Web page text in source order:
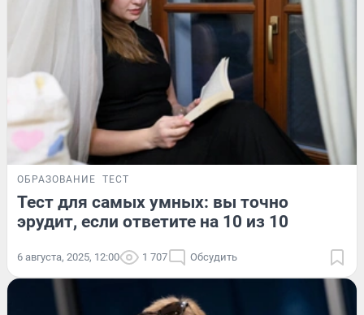
ОБРАЗОВАНИЕ ТЕСТ
Тест для самых умных: вы точно
эрудит, если ответите на 10 из 10
6 августа, 2025, 12:00 1 707 Обсудить